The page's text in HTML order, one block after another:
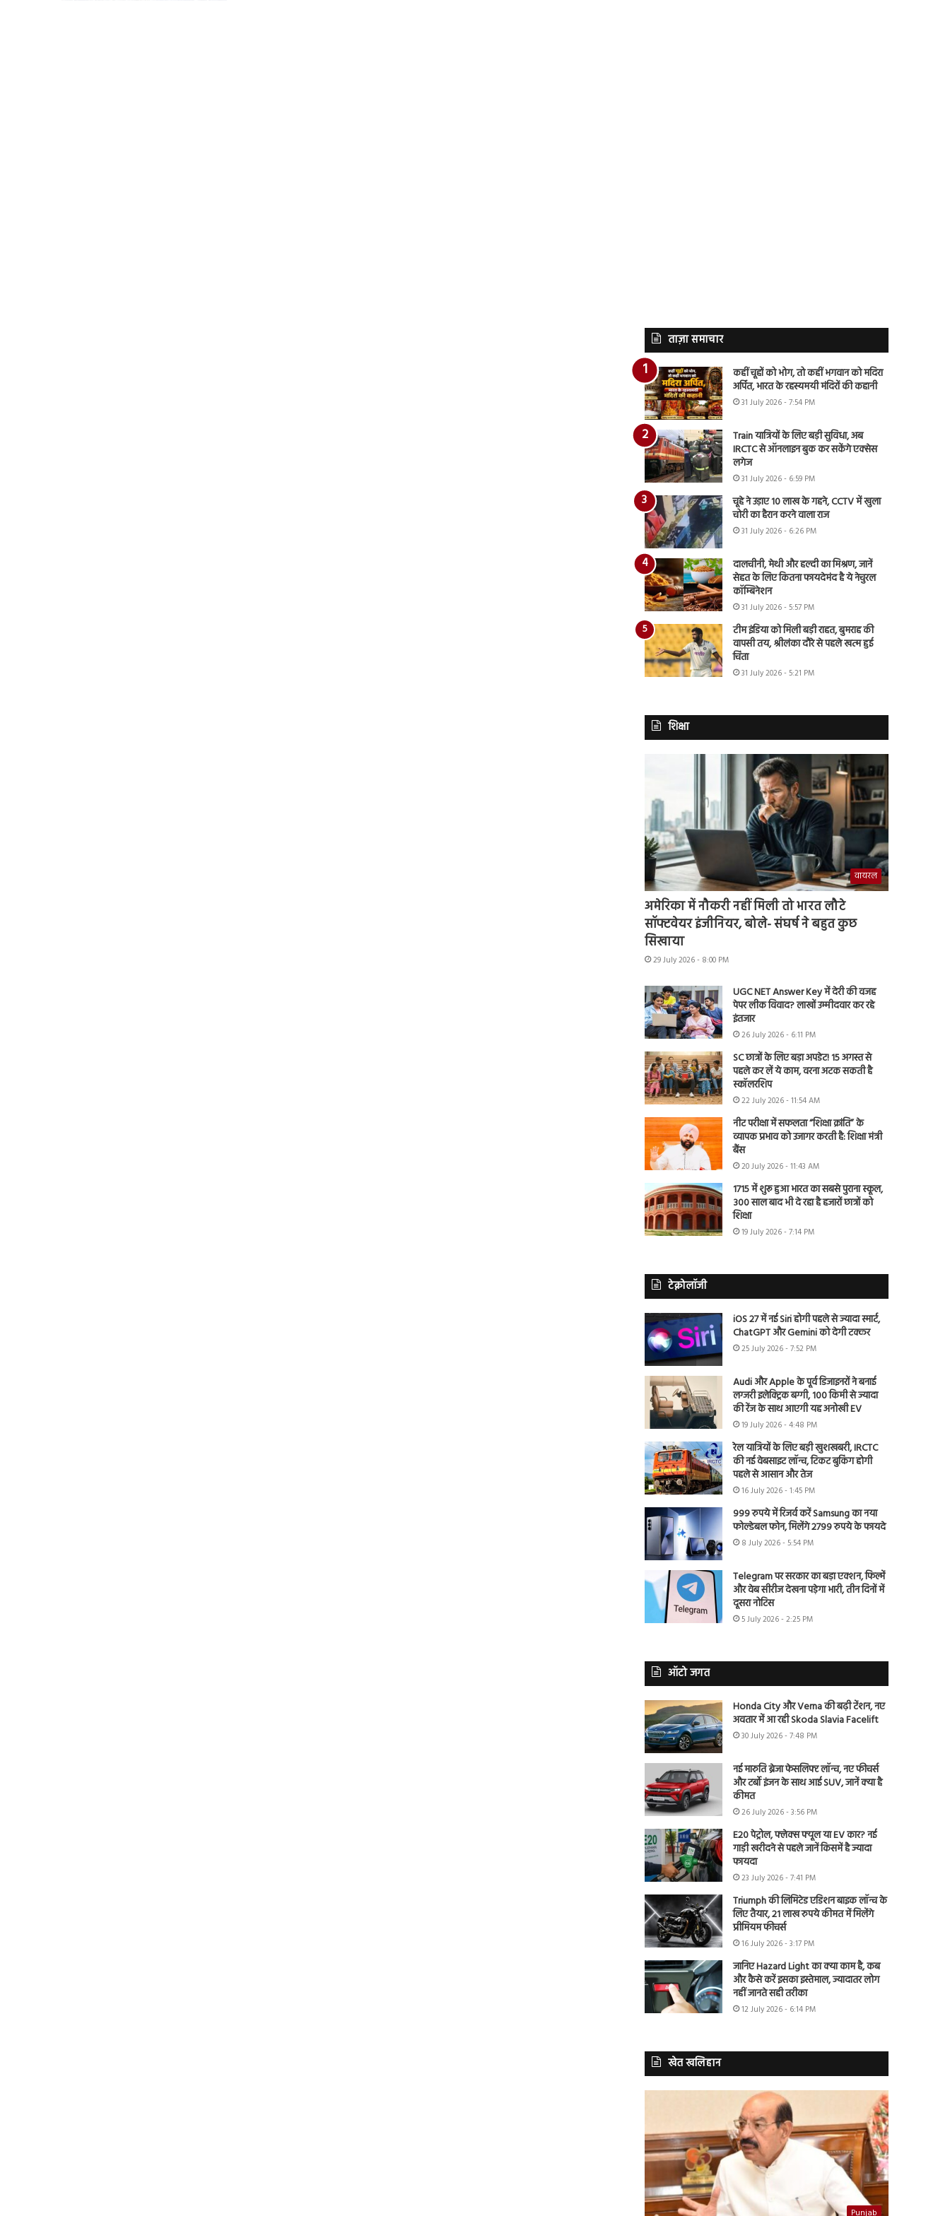
ताज़ा समाचार
कहीं चूहों को भोग, तो कहीं भगवान को मदिरा
अर्पित, भारत के रहस्यमयी मंदिरों की कहानी
31 July 2026 - 7:54 PM
Train यात्रियों के लिए बड़ी सुविधा, अब
IRCTC से ऑनलाइन बुक कर सकेंगे एक्सेस
लगेज
31 July 2026 - 6:59 PM
चूहे ने उड़ाए 10 लाख के गहने, CCTV में खुला
चोरी का हैरान करने वाला राज
31 July 2026 - 6:26 PM
दालचीनी, मेथी और हल्दी का मिश्रण, जानें
सेहत के लिए कितना फायदेमंद है ये नेचुरल
कॉम्बिनेशन
31 July 2026 - 5:57 PM
टीम इंडिया को मिली बड़ी राहत, बुमराह की
वापसी तय, श्रीलंका दौरे से पहले खत्म हुई
चिंता
31 July 2026 - 5:21 PM
शिक्षा
वायरल
अमेरिका में नौकरी नहीं मिली तो भारत लौटे
सॉफ्टवेयर इंजीनियर, बोले- संघर्ष ने बहुत कुछ
सिखाया
29 July 2026 - 8:00 PM
UGC NET Answer Key में देरी की वजह
पेपर लीक विवाद? लाखों उम्मीदवार कर रहे
इंतजार
26 July 2026 - 6:11 PM
SC छात्रों के लिए बड़ा अपडेट! 15 अगस्त से
पहले कर लें ये काम, वरना अटक सकती है
स्कॉलरशिप
22 July 2026 - 11:54 AM
नीट परीक्षा में सफलता “शिक्षा क्रांति” के
व्यापक प्रभाव को उजागर करती है: शिक्षा मंत्री
बैंस
20 July 2026 - 11:43 AM
1715 में शुरू हुआ भारत का सबसे पुराना स्कूल,
300 साल बाद भी दे रहा है हजारों छात्रों को
शिक्षा
19 July 2026 - 7:14 PM
टेक्नोलॉजी
iOS 27 में नई Siri होगी पहले से ज्यादा स्मार्ट,
ChatGPT और Gemini को देगी टक्कर
25 July 2026 - 7:52 PM
Audi और Apple के पूर्व डिजाइनरों ने बनाई
लग्जरी इलेक्ट्रिक बग्गी, 100 किमी से ज्यादा
की रेंज के साथ आएगी यह अनोखी EV
19 July 2026 - 4:48 PM
रेल यात्रियों के लिए बड़ी खुशखबरी, IRCTC
की नई वेबसाइट लॉन्च, टिकट बुकिंग होगी
पहले से आसान और तेज
16 July 2026 - 1:45 PM
999 रुपये में रिजर्व करें Samsung का नया
फोल्डेबल फोन, मिलेंगे 2799 रुपये के फायदे
8 July 2026 - 5:54 PM
Telegram पर सरकार का बड़ा एक्शन, फिल्में
और वेब सीरीज देखना पड़ेगा भारी, तीन दिनों में
दूसरा नोटिस
5 July 2026 - 2:25 PM
ऑटो जगत
Honda City और Verna की बढ़ी टेंशन, नए
अवतार में आ रही Skoda Slavia Facelift
30 July 2026 - 7:48 PM
नई मारुति ब्रेजा फेसलिफ्ट लॉन्च, नए फीचर्स
और टर्बो इंजन के साथ आई SUV, जानें क्या है
कीमत
26 July 2026 - 3:56 PM
E20 पेट्रोल, फ्लेक्स फ्यूल या EV कार? नई
गाड़ी खरीदने से पहले जानें किसमें है ज्यादा
फायदा
23 July 2026 - 7:41 PM
Triumph की लिमिटेड एडिशन बाइक लॉन्च के
लिए तैयार, 21 लाख रुपये कीमत में मिलेंगे
प्रीमियम फीचर्स
16 July 2026 - 3:17 PM
जानिए Hazard Light का क्या काम है, कब
और कैसे करें इसका इस्तेमाल, ज्यादातर लोग
नहीं जानते सही तरीका
12 July 2026 - 6:14 PM
खेत खलिहान
Punjab